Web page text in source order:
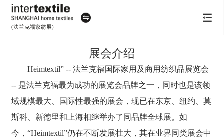
(法兰克福家纺展)
展会介绍
Heimtextil” -- 法兰克福国际家用及商用纺织品展览会
-- 是法兰克福最为成功的展览会品牌之一，同时也是该领
域规模最大、国际性最强的展会，现已在东京、纽约、莫
斯科、新德里和上海相继举办了同品牌全球展。如
今，“Heimtextil”仍在不断发展壮大，其在业界同类展会中